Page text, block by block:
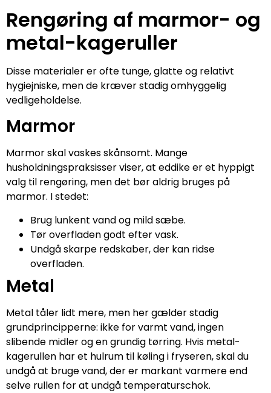
Rengøring af marmor- og
metal-kageruller
Disse materialer er ofte tunge, glatte og relativt
hygiejniske, men de kræver stadig omhyggelig
vedligeholdelse.
Marmor
Marmor skal vaskes skånsomt. Mange
husholdningspraksisser viser, at eddike er et hyppigt
valg til rengøring, men det bør aldrig bruges på
marmor. I stedet:
Brug lunkent vand og mild sæbe.
Tør overfladen godt efter vask.
Undgå skarpe redskaber, der kan ridse
overfladen.
Metal
Metal tåler lidt mere, men her gælder stadig
grundprincipperne: ikke for varmt vand, ingen
slibende midler og en grundig tørring. Hvis metal-
kagerullen har et hulrum til køling i fryseren, skal du
undgå at bruge vand, der er markant varmere end
selve rullen for at undgå temperaturschok.